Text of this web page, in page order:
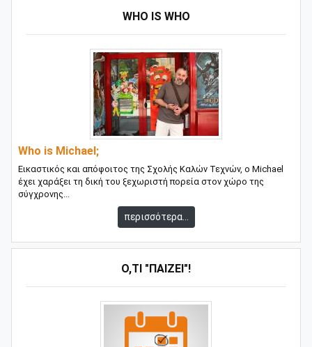
WHO IS WHO
Who is Michael;
Εικαστικός και απόφοιτος της Σχολής Καλών Τεχνών, ο Michael
έχει χαράξει τη δική του ξεχωριστή πορεία στον χώρο της
σύγχρονης...
περισσότερα...
Ό,ΤΙ "ΠΑΊΖΕΙ"!